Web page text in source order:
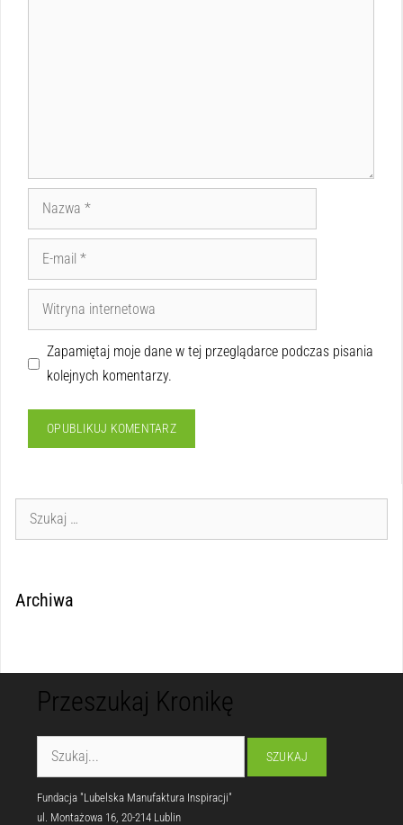
Zapamiętaj moje dane w tej przeglądarce podczas pisania
kolejnych komentarzy.
Archiwa
Przeszukaj Kronikę
Fundacja "Lubelska Manufaktura Inspiracji"
ul. Montażowa 16, 20-214 Lublin